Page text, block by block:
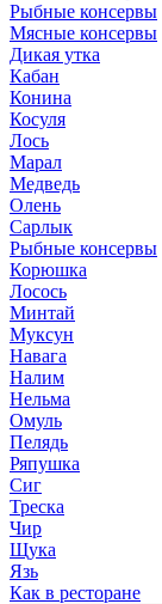
Рыбные консервы
Мясные консервы
Дикая утка
Кабан
Конина
Косуля
Лось
Марал
Медведь
Олень
Сарлык
Рыбные консервы
Корюшка
Лосось
Минтай
Муксун
Навага
Налим
Нельма
Омуль
Пелядь
Ряпушка
Сиг
Треска
Чир
Щука
Язь
Как в ресторане